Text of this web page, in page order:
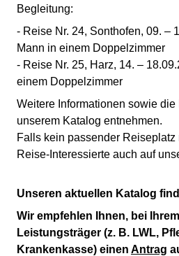
Begleitung:
- Reise Nr. 24, Sonthofen, 09. –
Mann in einem Doppelzimmer
- Reise Nr. 25, Harz, 14. –
einem Doppelzimmer
Weitere Informationen sowie
unserem Katalog entnehmen.
Falls kein passender
Reise-Interessierte auch auf
Unseren aktuellen Katalog
Wir empfehlen Ihnen, bei
Leistungsträger (z. B. LWL,
Krankenkasse) einen Antrag